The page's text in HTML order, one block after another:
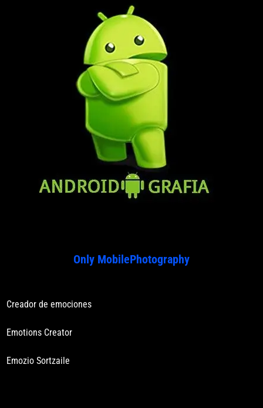
Only MobilePhotography
Creador de emociones
Emotions Creator
Emozio Sortzaile